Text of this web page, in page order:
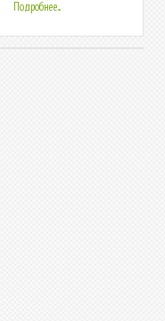
Подробнее...